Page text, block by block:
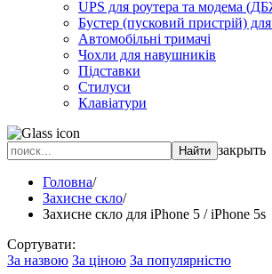
UPS для роутера та модема
Бустер (пусковий пристрій)
Автомобільні тримачі
Чохли для навушників
Підставки
Стилуси
Клавіатури
закрыть
Головна/
Захисне скло/
Захисне скло для iPhone 5 / iPhone 5s
Сортувати:
За назвою За ціною За популярністю